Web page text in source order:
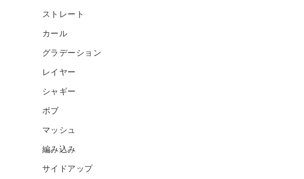
ストレート
カール
グラデーション
レイヤー
シャギー
ボブ
マッシュ
編み込み
サイドアップ